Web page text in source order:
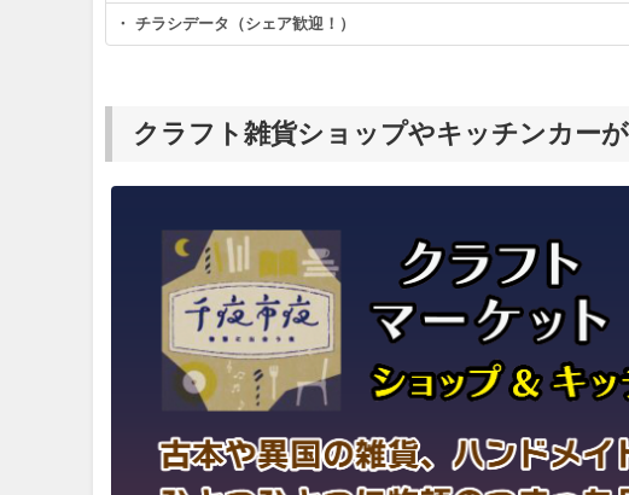
・ チラシデータ（シェア歓迎！）
クラフト雑貨ショップやキッチンカー